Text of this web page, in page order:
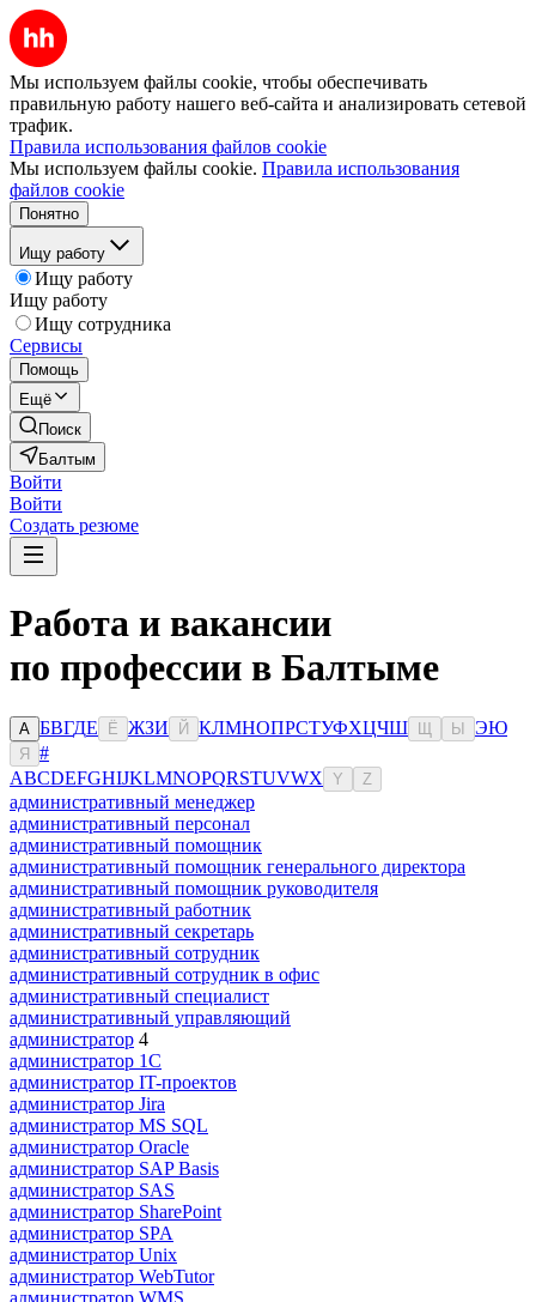
Мы используем файлы cookie, чтобы обеспечивать
правильную работу нашего веб-сайта и анализировать сетевой
трафик.
Правила использования файлов cookie
Мы используем файлы cookie. Правила использования
файлов cookie
Понятно
Ищу работу
Ищу работу
Ищу работу
Ищу сотрудника
Сервисы
Помощь
Ещё
Поиск
Балтым
Войти
Войти
Создать резюме
Работа и вакансии
по профессии в Балтыме
А БВГДЕ Ё ЖЗИ Й КЛМНОПРСТУФХЦЧШ Ы ЭЮ
Я
#
ABCDEFGHIJKLMNOPQRSTUVWX Y Z
административный менеджер
административный персонал
административный помощник
административный помощник генерального директора
административный помощник руководителя
административный работник
административный секретарь
административный сотрудник
административный сотрудник в офис
административный специалист
административный управляющий
администратор 4
администратор 1С
администратор IT-проектов
администратор Jira
администратор MS SQL
администратор Oracle
администратор SAP Basis
администратор SAS
администратор SharePoint
администратор SPA
администратор Unix
администратор WebTutor
администратор WMS